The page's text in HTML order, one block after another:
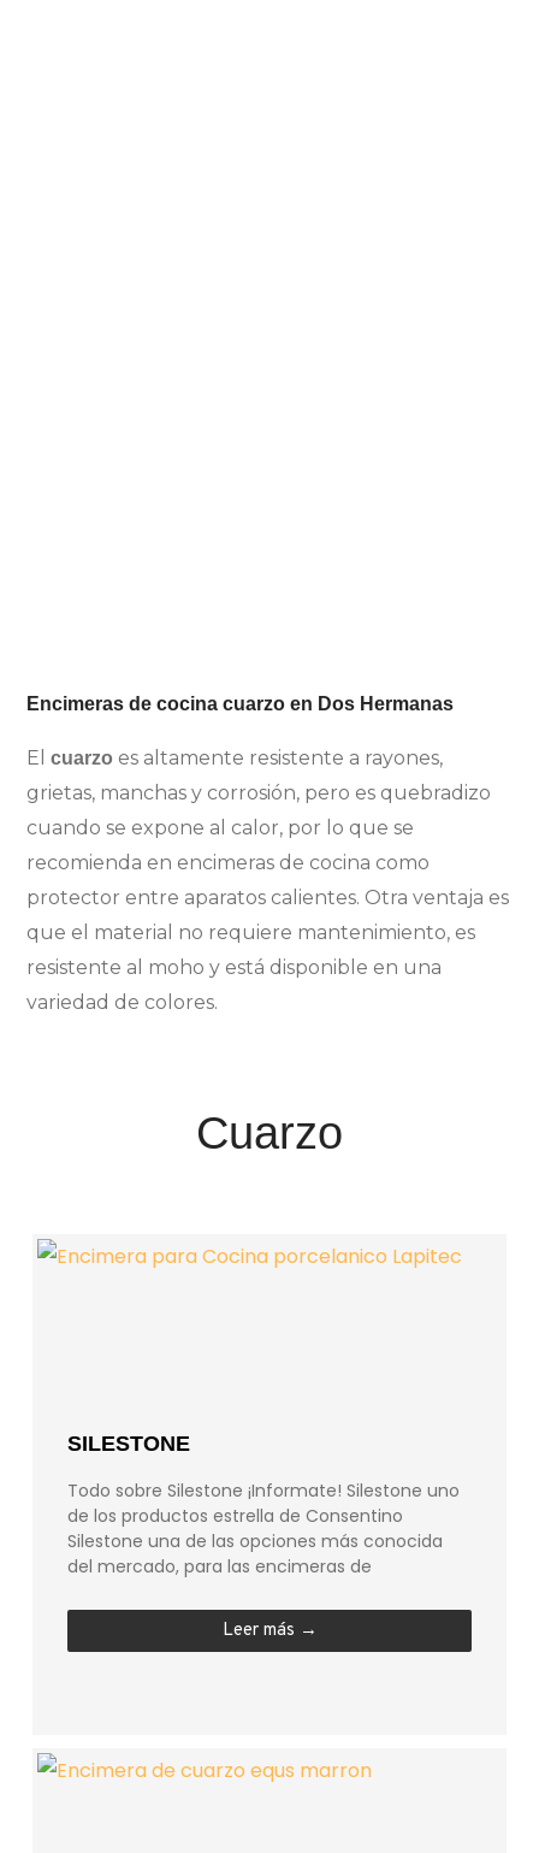
Encimeras de cocina cuarzo en Dos Hermanas
Elcuarzo es altamente resistente a rayones,
grietas, manchas y corrosión, pero es quebradizo
cuando se expone al calor, por lo que se
recomienda en encimeras de cocina como
protector entre aparatos calientes. Otra ventaja es
que el material no requiere mantenimiento, es
resistente al moho y está disponible en una
variedad de colores.
Cuarzo
SILESTONE
Todo sobre Silestone ¡Informate! Silestone uno
de los productos estrella de Consentino
Silestone una de las opciones más conocida
del mercado, para las encimeras de
Leer más →